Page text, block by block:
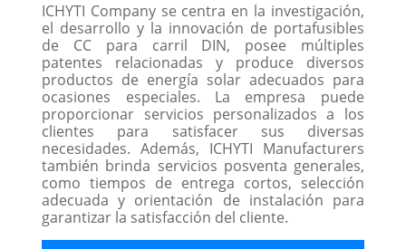
ICHYTI Company se centra en la investigación,
el desarrollo y la innovación de portafusibles
de CC para carril DIN, posee múltiples
patentes relacionadas y produce diversos
productos de energía solar adecuados para
ocasiones especiales. La empresa puede
proporcionar servicios personalizados a los
clientes para satisfacer sus diversas
necesidades. Además, ICHYTI Manufacturers
también brinda servicios posventa generales,
como tiempos de entrega cortos, selección
adecuada y orientación de instalación para
garantizar la satisfacción del cliente.